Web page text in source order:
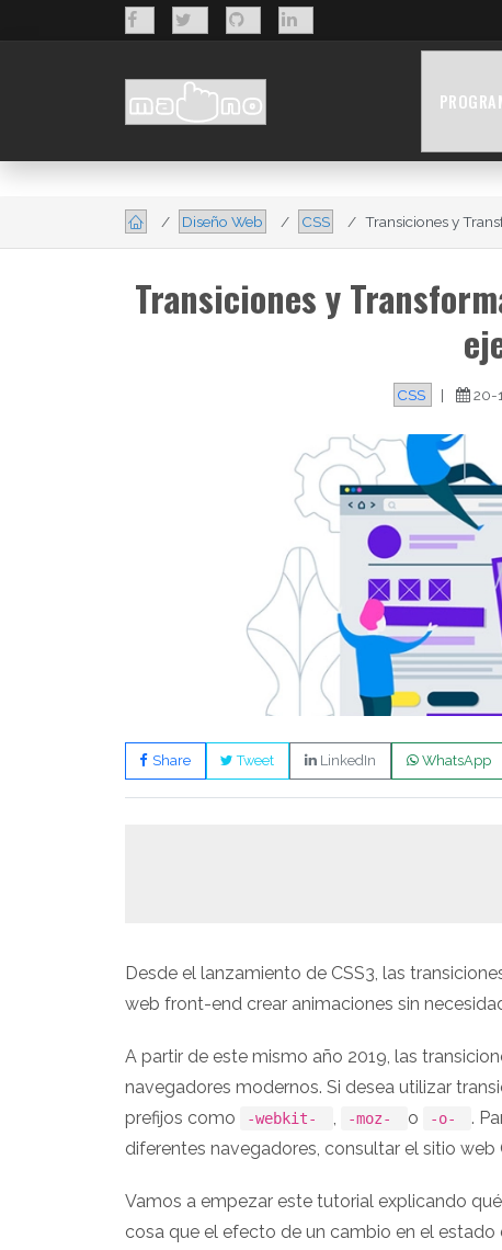
Diseño Web CSS Transiciones y
Transiciones y
CSS | 20-
Share Tweet LinkedIn WhatsApp
Desde el lanzamiento de CSS3, las
web front-end crear animaciones sin
A partir de este mismo año 2019, las
navegadores modernos. Si desea utilizar
prefijos como
-webkit- -moz- o -o-
.
diferentes navegadores, consultar el sitio web
Vamos a empezar este tutorial explicando
cosa que el efecto de un cambio en el